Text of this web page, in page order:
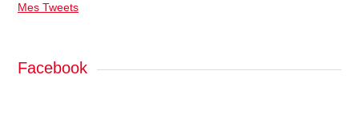
Mes Tweets
Facebook